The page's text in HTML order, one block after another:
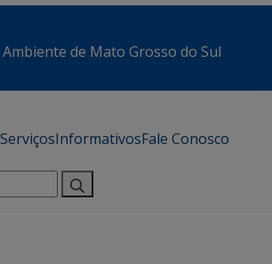
de Mato Grosso do Sul
ServiçosInformativosFale Conosco